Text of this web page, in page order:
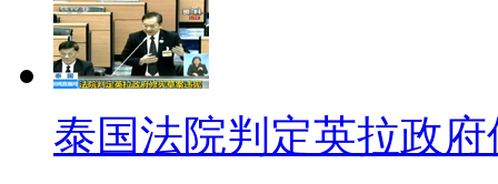
分手了，那就别再伤害。所以
想当年潇洒的“段誉”何其风
代经典。陈浩民要一直朝着这
这只是假如。“狼吻”事件的爆
泰国法院判定英拉政